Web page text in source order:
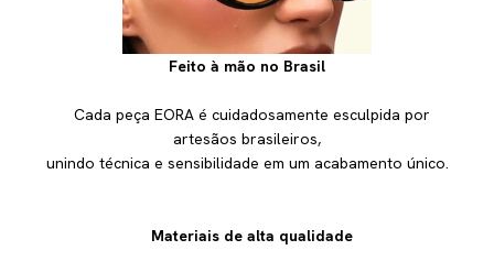
Feito à mão no Brasil
Cada peça EORA é cuidadosamente esculpida por
artesãos brasileiros,
unindo técnica e sensibilidade em um acabamento único.
Materiais de alta qualidade